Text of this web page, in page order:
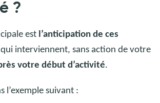
?
est l’anticipation de ces
qui interviennent, sans action de votre
votre début d’activité.
l’exemple suivant :